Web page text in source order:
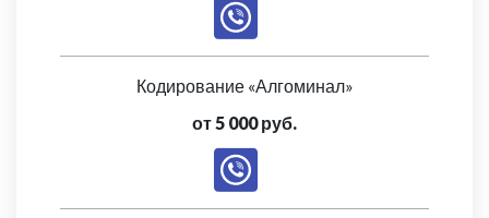
Кодирование «Алгоминал»
от 5 000 руб.